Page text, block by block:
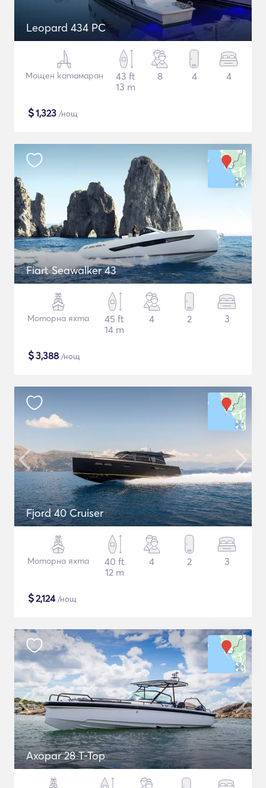
Leopard 434 PC
Мощен катамаран
43 ft
13 m
8 4 4
$1,323 /нощ
Fiart Seawalker 43
Моторна яхта
45 ft
14 m
4 2 3
$3,388 /нощ
Fjord 40 Cruiser
Моторна яхта
40 ft
12 m
4 2 3
$2,124/нощ
Axopar 28 T-Top